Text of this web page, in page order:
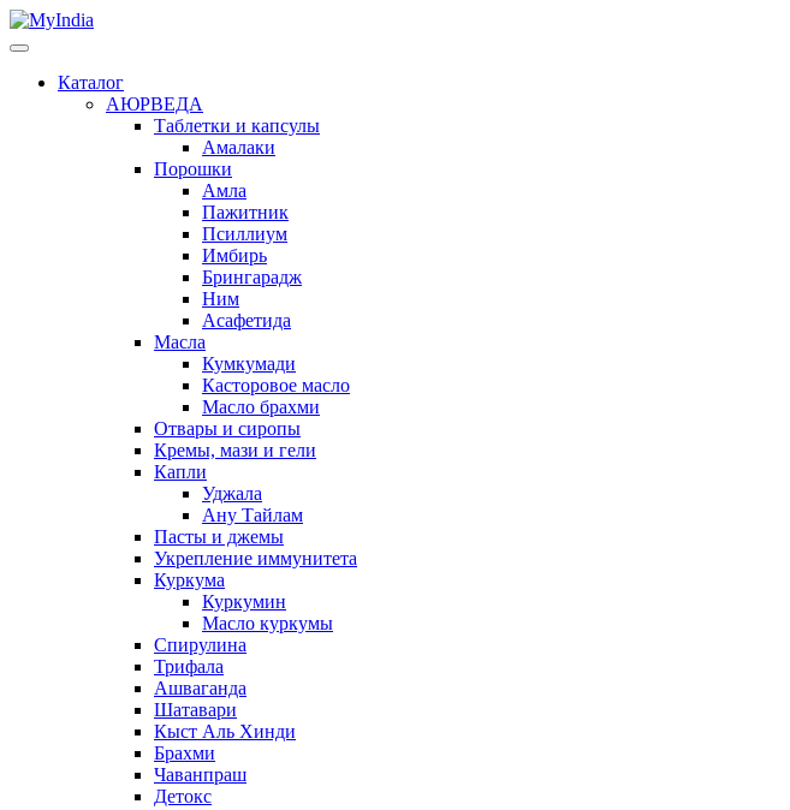
Каталог
АЮРВЕДА
Таблетки и капсулы
Амалаки
Порошки
Амла
Пажитник
Псиллиум
Имбирь
Брингарадж
Ним
Асафетида
Масла
Кумкумади
Касторовое масло
Масло брахми
Отвары и сиропы
Кремы, мази и гели
Капли
Уджала
Ану Тайлам
Пасты и джемы
Укрепление иммунитета
Куркума
Куркумин
Масло куркумы
Спирулина
Трифала
Ашваганда
Шатавари
Кыст Аль Хинди
Брахми
Чаванпраш
Детокс